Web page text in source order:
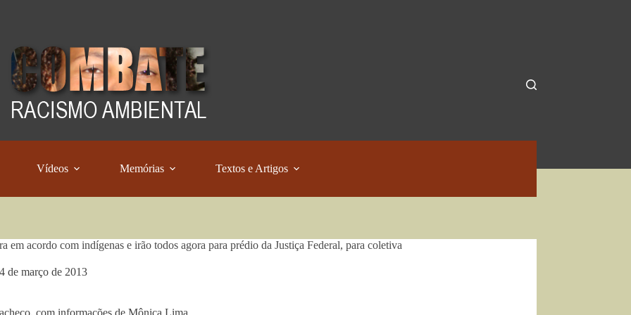
Vídeos Memórias Textos e Artigos
em acordo com indígenas e irão todos agora para prédio da Justiça Federal, para coletiva
de março de 2013
com informações de Mônica Lima